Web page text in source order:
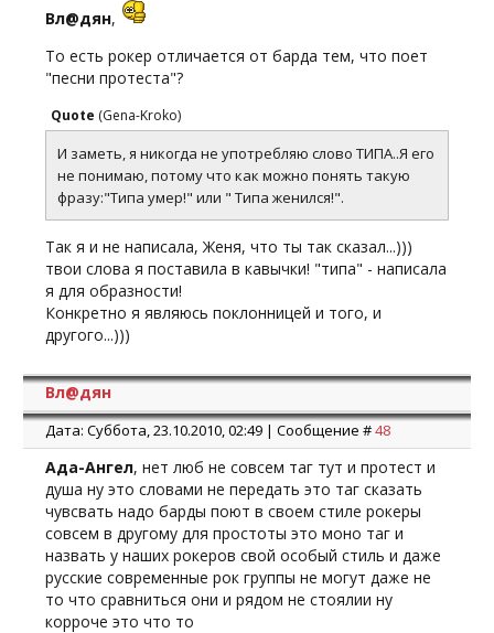
Вл@дян,
То есть рокер отличается от барда тем, что поет
"песни протеста"?
Quote (Gena-Kroko)
И заметь, я никогда не употребляю слово ТИПА..Я его
не понимаю, потому что как можно понять такую
фразу:"Типа умер!" или " Типа женился!".
Так я и не написала, Женя, что ты так сказал...)))
твои слова я поставила в кавычки! "типа" - написала
я для образности!
Конкретно я являюсь поклонницей и того, и
другого...)))
Вл@дян
Дата: Суббота, 23.10.2010, 02:49 | Сообщение #48
Ада-Ангел, нет люб не совсем таг тут и протест и
душа ну это словами не передать это таг сказать
чувсвать надо барды поют в своем стиле рокеры
совсем в другому для простоты это моно таг и
назвать у наших рокеров свой особый стиль и даже
русские современные рок группы не могут даже не
то что сравниться они и рядом не стоялии ну
корроче это что то